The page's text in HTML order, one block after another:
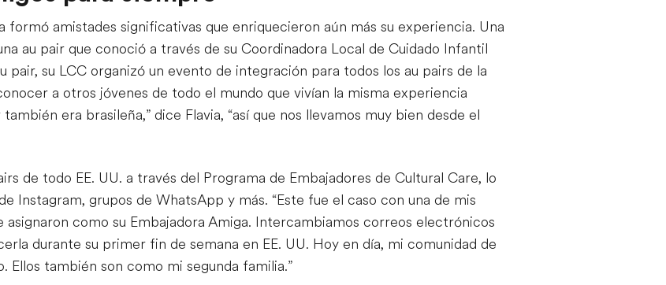
formó amistades significativas que enriquecieron aún más su experiencia. Una
au pair que conoció a través de su Coordinadora Local de Cuidado Infantil
pair, su LCC organizó un evento de integración para todos los au pairs de la
a otros jóvenes de todo el mundo que vivían la misma experiencia
era brasileña,” dice Flavia, “así que nos llevamos muy bien desde el
de todo EE. UU. a través del Programa de Embajadores de Cultural Care, lo
Instagram, grupos de WhatsApp y más. “Este fue el caso con una de mis
asignaron como su Embajadora Amiga. Intercambiamos correos electrónicos
durante su primer fin de semana en EE. UU. Hoy en día, mi comunidad de
Ellos también son como mi segunda familia.”